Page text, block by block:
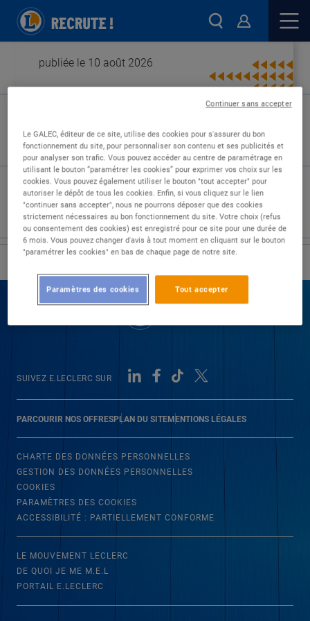
publiée le 10 août 2026
Type de contrat :
Expérience :
Études :
PARCOURIR NOS OFFRESPLAN DU SITEMENTIONS LÉGALES
SUIVEZ E.LECLERC SUR
CHARTE DES DONNÉES PERSONNELLES
GESTION DES DONNÉES PERSONNELLES
COOKIES
PARAMÈTRES DES COOKIES
ACCESSIBILITÉ : PARTIELLEMENT CONFORME
LE MOUVEMENT LECLERC
DE QUOI JE ME M.E.L
PORTAIL E.LECLERC
Le GALEC, éditeur de ce site, utilise des cookies pour s'assurer du bon
fonctionnement du site, pour personnaliser son contenu et ses publicités et
pour analyser son trafic. Vous pouvez accéder au centre de paramétrage en
utilisant le bouton “paramétrer les cookies” pour exprimer vos choix sur les
cookies. Vous pouvez également utiliser le bouton "tout accepter" pour
autoriser le dépôt de tous les cookies. Enfin, si vous cliquez sur le lien
"continuer sans accepter", nous ne pourrons déposer que des cookies
strictement nécessaires au bon fonctionnement du site. Votre choix (refus
ou consentement des cookies) est enregistré pour ce site pour une durée de
6 mois. Vous pouvez changer d'avis à tout moment en cliquant sur le bouton
"paramétrer les cookies" en bas de chaque page de notre site.
Tout accepter
Paramètres des cookies
Continuer sans accepter